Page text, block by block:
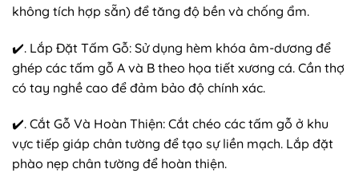
không tích hợp sẵn) để tăng độ bền và chống ẩm.
✔️. Lắp Đặt Tấm Gỗ: Sử dụng hèm khóa âm-dương để
ghép các tấm gỗ A và B theo họa tiết xương cá. Cần thợ
có tay nghề cao để đảm bảo độ chính xác.
✔️. Cắt Gỗ Và Hoàn Thiện: Cắt chéo các tấm gỗ ở khu
vực tiếp giáp chân tường để tạo sự liền mạch. Lắp đặt
phào nẹp chân tường để hoàn thiện.